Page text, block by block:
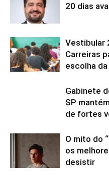
20 dias
Vestibular
Carreiras
escolha
Gabinete
SP
de fortes
O mito do
os
desistir